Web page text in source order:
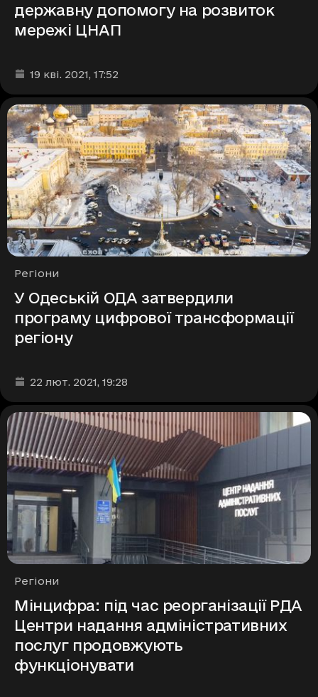
державну допомогу на розвиток
мережі ЦНАП
Дата та час публікації
19 кві. 2021, 17:52
Рубрики
Регіони
У Одеській ОДА затвердили
програму цифрової трансформації
регіону
Дата та час публікації
22 лют. 2021, 19:28
Рубрики
Регіони
Мінцифра: під час реорганізації РДА
Центри надання адміністративних
послуг продовжують
функціонувати